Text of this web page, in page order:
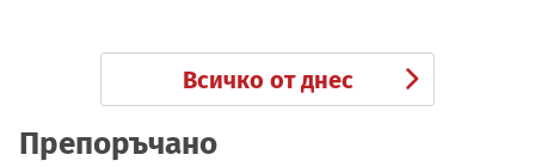
Всичко от днес
Препоръчано